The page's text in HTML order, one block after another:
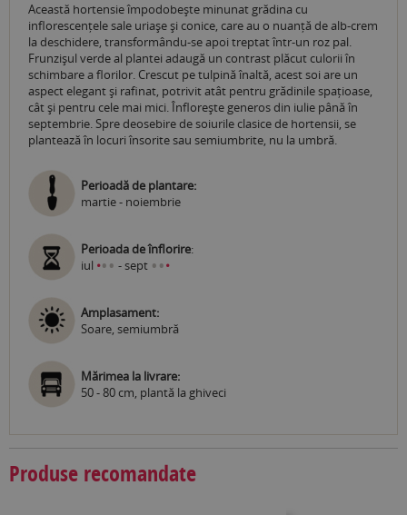
Această hortensie împodobește minunat grădina cu
inflorescențele sale uriașe și conice, care au o nuanță de alb-crem
la deschidere, transformându-se apoi treptat într-un roz pal.
Frunzișul verde al plantei adaugă un contrast plăcut culorii în
schimbare a florilor. Crescut pe tulpină înaltă, acest soi are un
aspect elegant și rafinat, potrivit atât pentru grădinile spațioase,
cât și pentru cele mai mici. Înflorește generos din iulie până în
septembrie. Spre deosebire de soiurile clasice de hortensii, se
plantează în locuri însorite sau semiumbrite, nu la umbră.
Perioadă de plantare:
martie - noiembrie
Perioada de înflorire:
iul ••• - sept •••
Amplasament:
Soare, semiumbră
Mărimea la livrare:
50 - 80 cm, plantă la ghiveci
Produse recomandate